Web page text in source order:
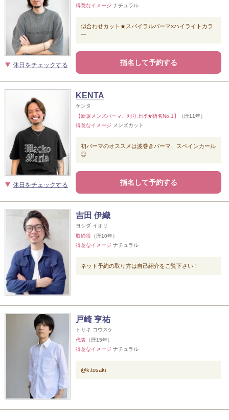
休日をチェックする
得意なイメージ ナチュラル
似合わせカット★スパイラルパーマ×ハイライトカラ
ー
指名して予約する
休日をチェックする
KENTA
ケンタ
【新規メンズパーマ、刈り上げ★指名No.1】
（歴11年）
得意なイメージ メンズカット
初パーマのオススメは波巻きパーマ、スペインカール
◎
指名して予約する
吉田 伊織
ヨシダ イオリ
取締役 （歴10年）
得意なイメージ ナチュラル
ネット予約の取り方は自己紹介をご覧下さい！
戸崎 亨祐
トサキ コウスケ
代表 （歴15年）
得意なイメージ ナチュラル
@k.tosaki